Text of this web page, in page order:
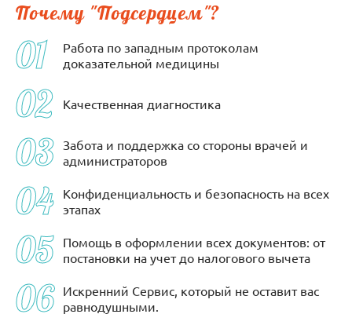
Почему "Подсердцем"?
Работа по западным протоколам
доказательной медицины
Качественная диагностика
Забота и поддержка со стороны врачей и
администраторов
Конфиденциальность и безопасность на всех
этапах
Помощь в оформлении всех документов: от
постановки на учет до налогового вычета
Искренний Сервис, который не оставит вас
равнодушными.